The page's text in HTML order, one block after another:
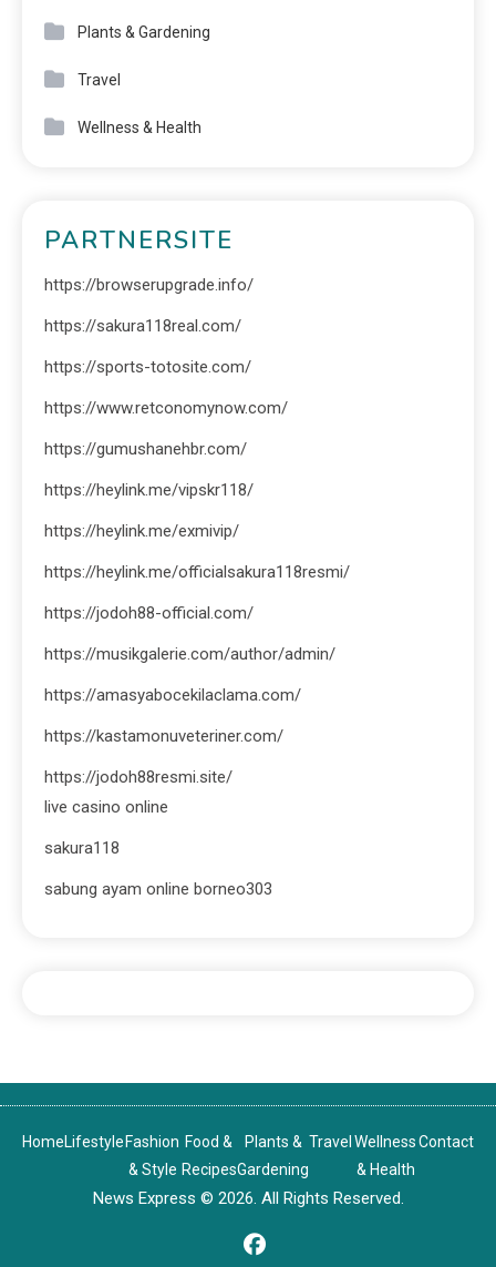
Plants & Gardening
Travel
Wellness & Health
PARTNERSITE
https://browserupgrade.info/
https://sakura118real.com/
https://sports-totosite.com/
https://www.retconomynow.com/
https://gumushanehbr.com/
https://heylink.me/vipskr118/
https://heylink.me/exmivip/
https://heylink.me/officialsakura118resmi/
https://jodoh88-official.com/
https://musikgalerie.com/author/admin/
https://amasyabocekilaclama.com/
https://kastamonuveteriner.com/
https://jodoh88resmi.site/
live casino online
sakura118
sabung ayam online borneo303
HomeLifestyle Fashion
& Style
Food &
Recipes
Plants &
Gardening
Travel Wellness
& Health
Contact
News Express © 2026. All Rights Reserved.